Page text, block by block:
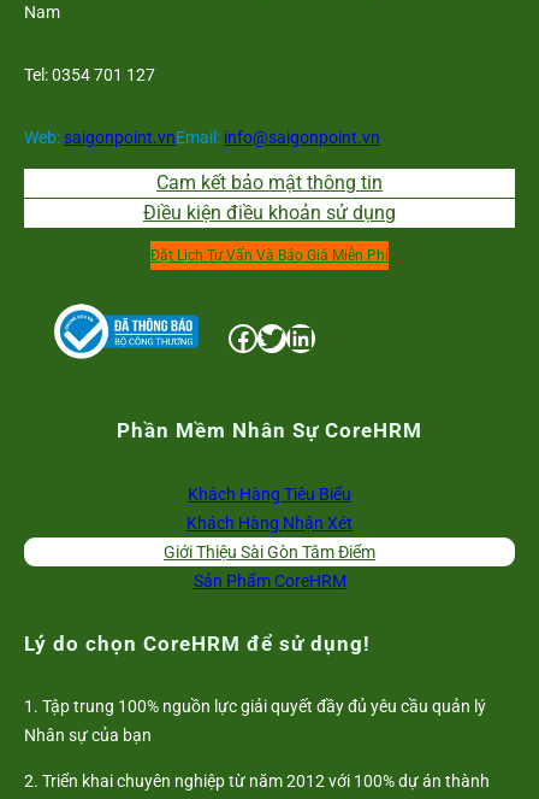
BHYT
Nam
Tel: 0354 701 127
Web:saigonpoint.vnEmail: info@saigonpoint.vn
Cam kết bảo mật thông tin
Điều kiện điều khoản sử dụng
Đặt Lịch Tư Vấn Và Báo Giá Miễn Phí
Facebook Twitter LinkedIn
Phần Mềm Nhân Sự CoreHRM
Khách Hàng Tiêu Biểu
Khách Hàng Nhận Xét
Giới Thiệu Sài Gòn Tâm Điểm
Sản Phẩm CoreHRM
Lý do chọn CoreHRM để sử dụng!
1. Tập trung 100% nguồn lực giải quyết đầy đủ yêu cầu quản lý
Nhân sự của bạn
2. Triển khai chuyên nghiệp từ năm 2012 với 100% dự án thành